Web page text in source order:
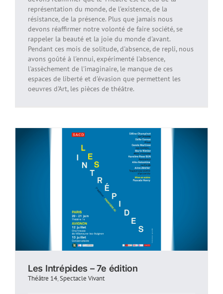
représentation du monde, de l'existence, de la
résistance, de la présence. Plus que jamais nous
devons réaffirmer notre volonté de faire société, se
rappeler la beauté et la joie du monde d'avant.
Pendant ces mois de solitude, d'absence, de repli, nous
avons goûté à l'ennui, expérimenté l'absence,
l'assèchement de l'imaginaire, le manque de ces
espaces de liberté et d'évasion que permettent les
oeuvres d'Art, les pièces de théâtre.
Les Intrépides – 7e édition
Théâtre 14,Spectacle Vivant